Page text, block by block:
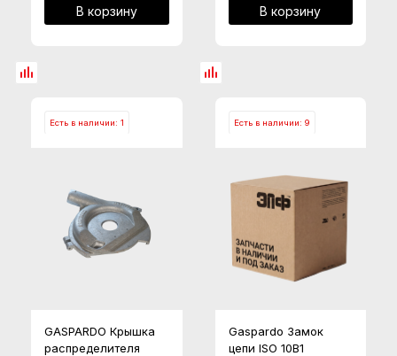
В корзину В корзину
Есть в наличии: 1
GASPARDO Крышка
распределителя
Есть в наличии: 9
Gaspardo Замок
цепи ISO 10B1